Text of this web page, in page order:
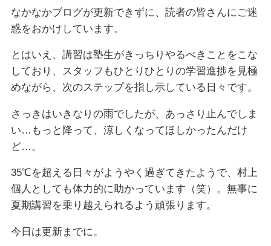
なかなかブログが更新できずに、読者の皆さんにご迷
惑をおかけしています。
とはいえ、講習は塾生がきっちりやるべきことをこな
しており、スタッフもひとりひとりの学習進捗を見極
めながら、次のステップを指し示している日々です。
さっきはいきなりの雨でしたが、あっさり止んでしま
い…もっと降って、涼しくなってほしかったんだけ
ど…。
35℃を超える日々がようやく過ぎてきたようで、村上
個人としても体力的に助かっています（笑）。無事に
夏期講習を乗り越えられるよう頑張ります。
今日は更新までに。